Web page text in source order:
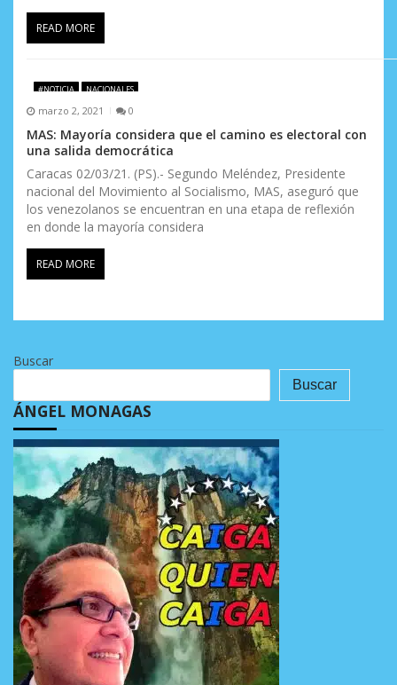
READ MORE
#NOTICIA NACIONALES
marzo 2, 2021 0
MAS: Mayoría considera que el camino es electoral con
una salida democrática
Caracas 02/03/21. (PS).- Segundo Meléndez, Presidente
nacional del Movimiento al Socialismo, MAS, aseguró que
los venezolanos se encuentran en una etapa de reflexión
en donde la mayoría considera
READ MORE
Buscar
Buscar
ÁNGEL MONAGAS